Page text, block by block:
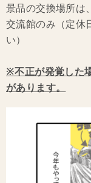
景品の交換場所は
交流館のみ（定休
い）
※不正が発覚した
があります。